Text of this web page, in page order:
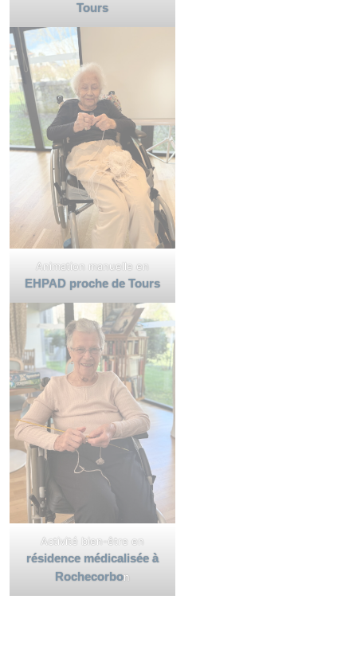
Tours
Animation manuelle en
EHPAD proche de Tours
Activité bien-être en
résidence médicalisée à
Rochecorbon